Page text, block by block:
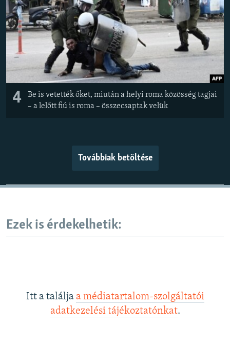
4
Be is vetették őket, miután a helyi roma közösség tagjai
– a lelőtt fiú is roma – összecsaptak velük
Továbbiak betöltése
Ezek is érdekelhetik:
Itt a találja a médiatartalom-szolgáltatói
adatkezelési tájékoztatónkat.